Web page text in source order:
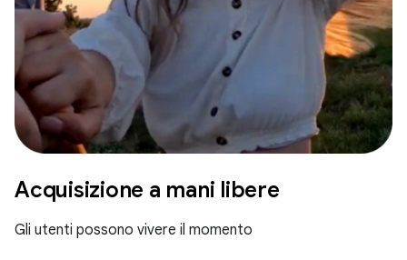
Acquisizione a mani libere
Gli utenti possono vivere il momento